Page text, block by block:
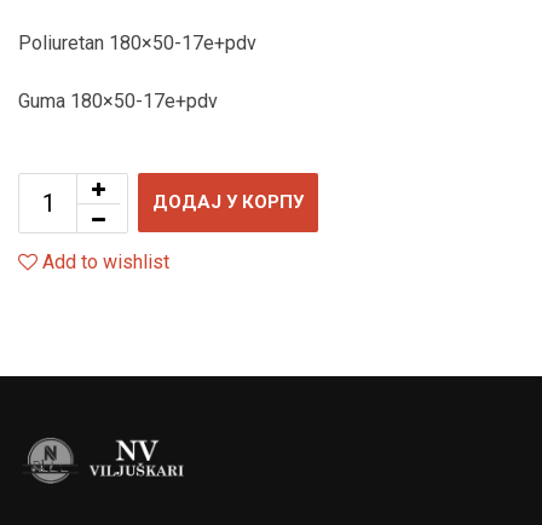
Poliuretan 180×50-17e+pdv
Guma 180×50-17e+pdv
ДОДАЈ У КОРПУ
Add to wishlist